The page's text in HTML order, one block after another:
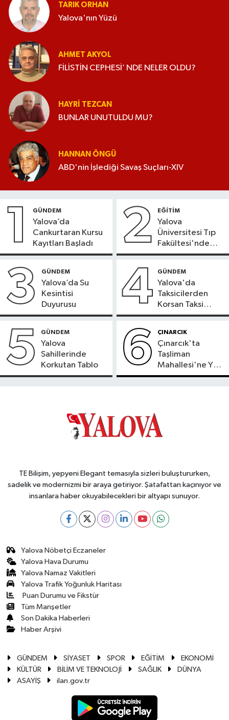
TARIK ORHAN
Yalova'nın Yüzü
AHMET AKYOL
FİLİSTİN CEPHESİ’ NDE NELER OLDU?
HAYRI TEZCAN
BUNLAR UNUTULDU MU?
HANNAN ÖNGÜ
ABD'nin İşlediği Savaş Suçları-XIV
1 GÜNDEM
Yalova’da
Cankurtaran Kursu
Kayıtları Başladı
2 EĞİTİM
Yalova
Üniversitesi Tıp
Fakültesi'nde
Yeni Dönem
3 GÜNDEM
Yalova’da Su
Kesintisi
Duyurusu
4 GÜNDEM
Yalova'da
Taksicilerden
Korsan Taksi
Tepkisi
5 GÜNDEM
Yalova
Sahillerinde
Korkutan Tablo
6 ÇINARCIK
Çınarcık'ta
Taşliman
Mahallesi'ne Yeni
Ortak ATM
TE Bilişim, yepyeni Elegant temasıyla sizleri buluştururken,
sadelik ve modernizmi bir araya getiriyor. Şatafattan kaçınıyor ve
insanlara haber okuyabilecekleri bir altyapı sunuyor.
Yalova Nöbetçi Eczaneler
Yalova Hava Durumu
Yalova Namaz Vakitleri
Yalova Trafik Yoğunluk Haritası
Puan Durumu ve Fikstür
Tüm Manşetler
Son Dakika Haberleri
Haber Arşivi
GÜNDEM SİYASET SPOR EĞİTİM
EKONOMİ
KÜLTÜR
BİLİM VE TEKNOLOJİ SAĞLIK
DÜNYA
ASAYİŞ
ilan.gov.tr